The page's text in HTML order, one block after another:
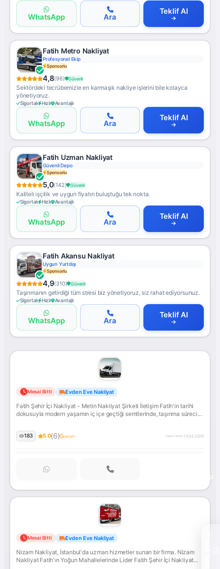
WhatsApp Ara
Teklif Al
Fatih Metro Nakliyat
Profesyonel Ekip
Sponsorlu
4,8(96) Güvenli
Sektördeki tecrübemizle en karmaşık nakliye işlerini bile kolayca
yönetiyoruz.
Sigortalı Hızlı Avantajlı
WhatsApp Ara
Teklif Al
Fatih Uzman Nakliyat
Güvenli Depo
Sponsorlu
5,0(142) Güvenli
Kaliteli işçilik ve uygun fiyatın buluştuğu tek nokta.
Sigortalı Hızlı Avantajlı
WhatsApp Ara
Teklif Al
Fatih Akansu Nakliyat
Uygun Yurtdışı
Sponsorlu
4,9(310) Güvenli
Taşınmanın getirdiği tüm stresi biz yönetiyoruz, siz rahat ediyorsunuz.
Sigortalı Hızlı Avantajlı
WhatsApp Ara
Teklif Al
Metin
Nakliyat
Şirketi
İletişim
Mesai Bitti Evden Eve Nakliyat
ONAYLI
Fatih Şehir İçi Nakliyat - Metin Nakliyat Şirketi İletişim Fatih'in tarihi
dokusuyla modern yaşamın iç içe geçtiği semtlerinde, taşınma süreci
183 5.0(6) yorum üyelik tarihi: 13.04.2026
Nizam
Nakliyat
Mesai Bitti Evden Eve Nakliyat
Nizam Nakliyat, İstanbul'da uzman hizmetler sunan bir firma. Nizam
Nakliyat Fatih'ın Yoğun Mahallelerinde Lider Fatih Şehir İçi Nakliyat